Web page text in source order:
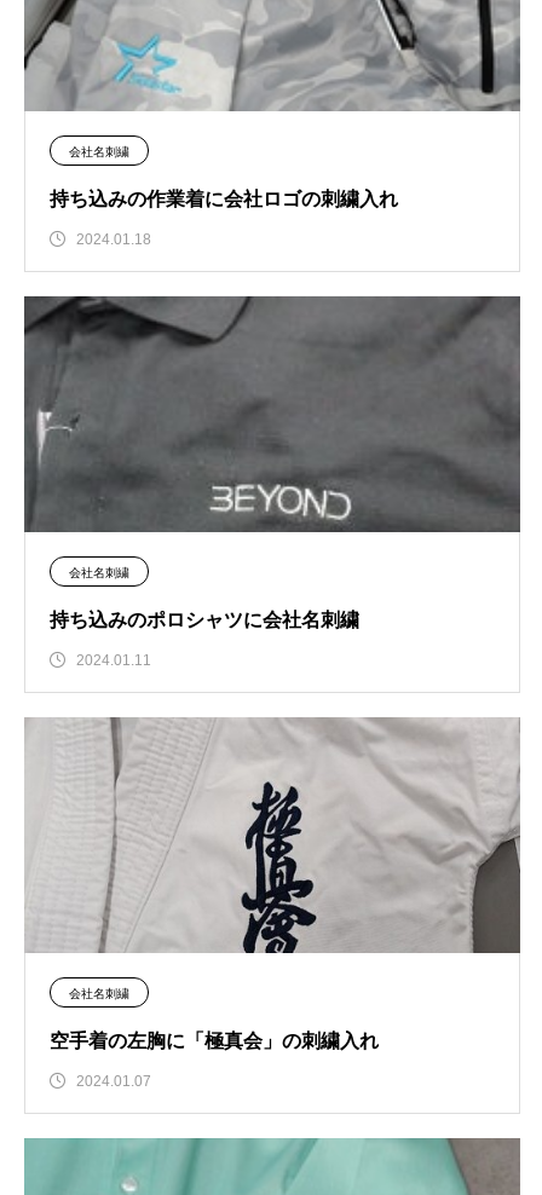
会社名刺繍
持ち込みの作業着に会社ロゴの刺繍入れ
2024.01.18
会社名刺繍
持ち込みのポロシャツに会社名刺繍
2024.01.11
会社名刺繍
空手着の左胸に「極真会」の刺繍入れ
2024.01.07